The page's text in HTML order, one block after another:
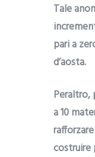
Tale
pari a
d’aosta.
Peraltro,
a 10
costruire